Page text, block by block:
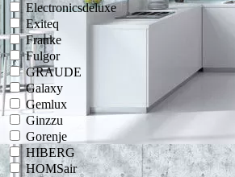
Electronicsdeluxe
Exiteq
Franke
Fulgor
GRAUDE
Galaxy
Gemlux
Ginzzu
Gorenje
HIBERG
HOMSair